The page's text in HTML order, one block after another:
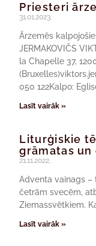
Priesteri
31.01.2023.
Ārzemēs
JERMAKOVIČS
la Chapelle 37,
050 122Kalpo:
Lasīt vairāk »
Liturģiskie
grāmatas
21.11.2022.
Adventa vainags
četrām svecēm,
Ziemassvētkiem.
Lasīt vairāk »